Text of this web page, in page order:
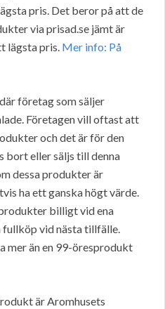
pris. Det beror på att de
via prisad.se jämt är
lägsta pris. Mer info: På
företag som säljer
Företagen vill oftast att
och det är för den
bort eller säljs till denna
dessa produkter är
ha ett ganska högt värde.
billigt vid ena
vid nästa tillfälle.
mer än en 99-öresprodukt
är Aromhusets